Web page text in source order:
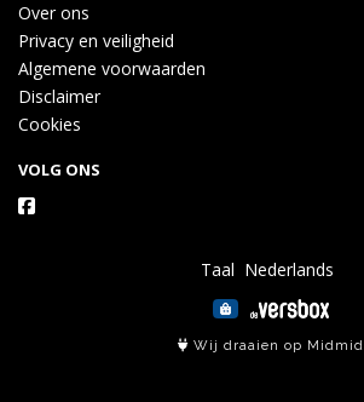
Over ons
Privacy en veiligheid
Algemene voorwaarden
Disclaimer
Cookies
VOLG ONS
Taal
Wij draaien op Midmid